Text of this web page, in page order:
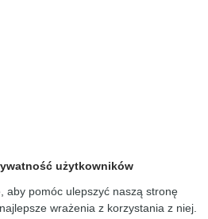
użytkowników
aby pomóc ulepszyć naszą stronę
wrażenia z korzystania z niej.